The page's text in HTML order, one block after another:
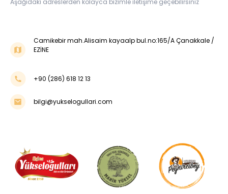
Camikebir mah.Alisaim kayaalp bul.no:165/A Çanakkale /
EZİNE
+90 (286) 618 12 13
bilgi@yukselogullari.com